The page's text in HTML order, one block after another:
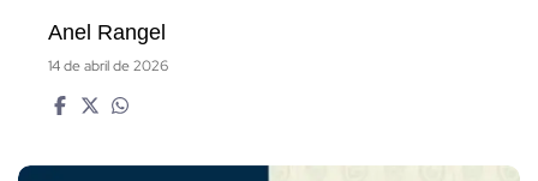
Anel Rangel
14 de abril de 2026